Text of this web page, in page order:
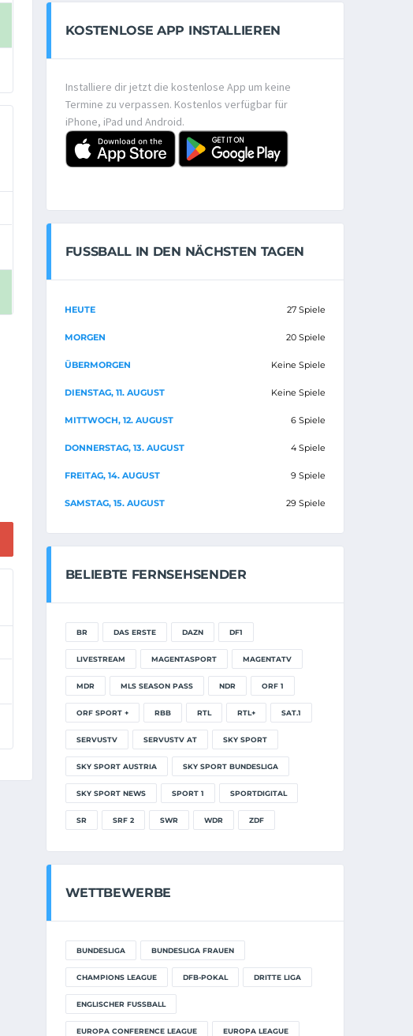
KOSTENLOSE APP INSTALLIEREN
Installiere dir jetzt die kostenlose App um keine
Termine zu verpassen. Kostenlos verfügbar für
iPhone, iPad und Android.
FUSSBALL IN DEN NÄCHSTEN TAGEN
HEUTE 27 Spiele
MORGEN 20 Spiele
ÜBERMORGEN Keine Spiele
DIENSTAG, 11. AUGUST Keine Spiele
MITTWOCH, 12. AUGUST 6 Spiele
DONNERSTAG, 13. AUGUST 4 Spiele
FREITAG, 14. AUGUST 9 Spiele
SAMSTAG, 15. AUGUST 29 Spiele
BELIEBTE FERNSEHSENDER
BR DAS ERSTE DAZN DF1
LIVESTREAM MAGENTASPORT MAGENTATV
MDR MLS SEASON PASS NDR ORF 1
ORF SPORT + RBB RTL RTL+ SAT.1
SERVUSTV SERVUSTV AT SKY SPORT
SKY SPORT AUSTRIA SKY SPORT BUNDESLIGA
SKY SPORT NEWS SPORT 1 SPORTDIGITAL
SR SRF 2 SWR WDR ZDF
WETTBEWERBE
BUNDESLIGA BUNDESLIGA FRAUEN
CHAMPIONS LEAGUE DFB-POKAL DRITTE LIGA
ENGLISCHER FUSSBALL
EUROPA CONFERENCE LEAGUE EUROPA LEAGUE